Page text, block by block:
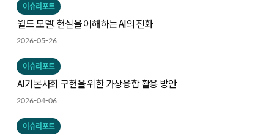
이슈리포트
월드 모델: 현실을 이해하는 AI의 진화
2026-05-26
이슈리포트
AI기본사회 구현을 위한 가상융합 활용 방안
2026-04-06
이슈리포트